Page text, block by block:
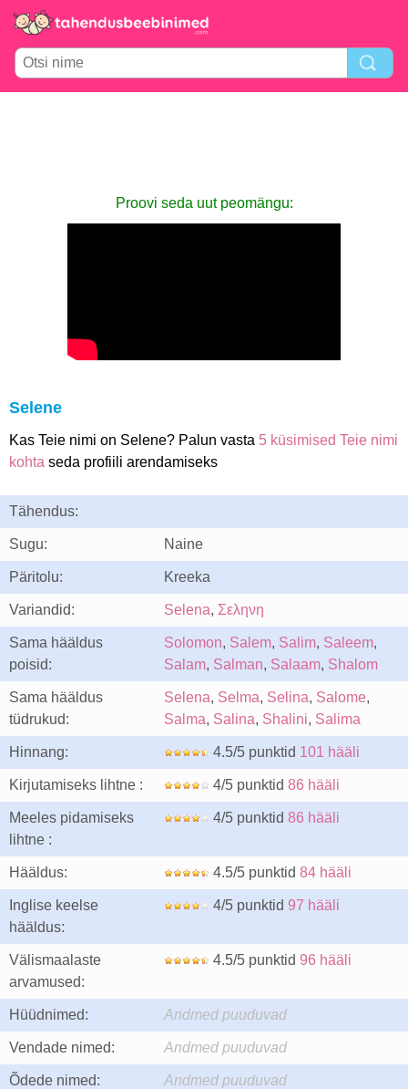
Proovi seda uut peomängu:
Selene
Kas Teie nimi on Selene? Palun vasta 5 küsimised Teie nimi
kohta seda profiili arendamiseks
Tähendus:
Sugu: Naine
Päritolu: Kreeka
Variandid: Selena, Σεληνη
Sama hääldus
poisid:
Solomon, Salem, Salim, Saleem,
Salam, Salman, Salaam, Shalom
Sama hääldus
tüdrukud:
Selena, Selma, Selina, Salome,
Salma, Salina, Shalini, Salima
Hinnang: 4.5/5 punktid 101 hääli
Kirjutamiseks lihtne : 4/5 punktid 86 hääli
Meeles pidamiseks
lihtne :
4/5 punktid 86 hääli
Hääldus: 4.5/5 punktid 84 hääli
Inglise keelse
hääldus:
4/5 punktid 97 hääli
Välismaalaste
arvamused:
4.5/5 punktid 96 hääli
Hüüdnimed: Andmed puuduvad
Vendade nimed: Andmed puuduvad
Õdede nimed: Andmed puuduvad